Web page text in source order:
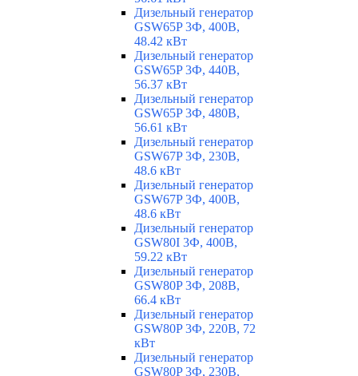
Дизельный генератор
GSW65P 3Ф, 400В,
48.42 кВт
Дизельный генератор
GSW65P 3Ф, 440В,
56.37 кВт
Дизельный генератор
GSW65P 3Ф, 480В,
56.61 кВт
Дизельный генератор
GSW67P 3Ф, 230В,
48.6 кВт
Дизельный генератор
GSW67P 3Ф, 400В,
48.6 кВт
Дизельный генератор
GSW80I 3Ф, 400В,
59.22 кВт
Дизельный генератор
GSW80P 3Ф, 208В,
66.4 кВт
Дизельный генератор
GSW80P 3Ф, 220В, 72
кВт
Дизельный генератор
GSW80P 3Ф, 230В,